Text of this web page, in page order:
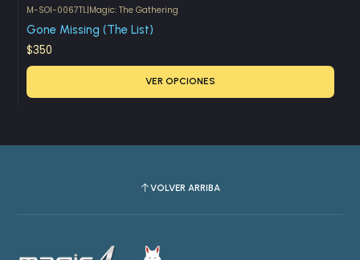
M-SOI-0067TL|Magic: The Gathering
Gone Missing (The List)
$350
VER OPCIONES
VOLVER ARRIBA